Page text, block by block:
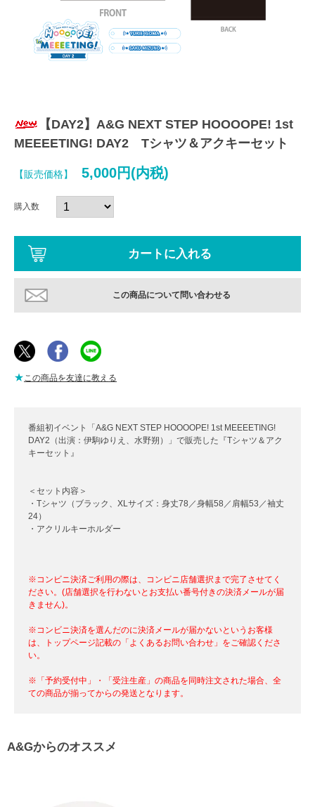
【DAY2】A&G NEXT STEP HOOOOPE! 1st
MEEEETING! DAY2 Tシャツ＆アクキーセット
【販売価格】 5,000円(内税)
購入数
この商品について問い合わせる
★この商品を友達に教える
番組初イベント「A&G NEXT STEP HOOOOPE! 1st MEEEETING!
DAY2（出演：伊駒ゆりえ、水野朔）」で販売した『Tシャツ＆アク
キーセット』
＜セット内容＞
・Tシャツ（ブラック、XLサイズ：身丈78／身幅58／肩幅53／袖丈
24）
・アクリルキーホルダー
※コンビニ決済ご利用の際は、コンビニ店舗選択まで完了させてく
ださい。(店舗選択を行わないとお支払い番号付きの決済メールが届
きません)。
※コンビニ決済を選んだのに決済メールが届かないというお客様
は、トップページ記載の「よくあるお問い合わせ」をご確認くださ
い。
※「予約受付中」・「受注生産」の商品を同時注文された場合、全
ての商品が揃ってからの発送となります。
A&Gからのオススメ